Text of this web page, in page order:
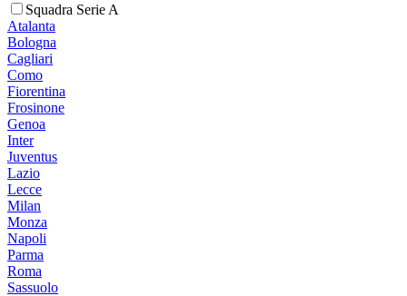
Squadra Serie A
Atalanta
Bologna
Cagliari
Como
Fiorentina
Frosinone
Genoa
Inter
Juventus
Lazio
Lecce
Milan
Monza
Napoli
Parma
Roma
Sassuolo